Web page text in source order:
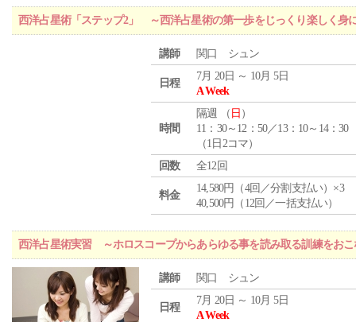
西洋占星術「ステップ2」 ～西洋占星術の第一歩をじっくり楽しく身
講師 関口 シュン
日程
7月 20日 ～ 10月 5日
A Week
時間
隔週 （ 日 ）
11：30～12：50／13：10～14：30
（1日2コマ）
回数
全12回
料金
14,580円（4回／分割支払い）×3
40,500円（12回／一括支払い）
西洋占星術実習 ～ホロスコープからあらゆる事を読み取る訓練をおこ
講師 関口 シュン
日程
7月 20日 ～ 10月 5日
A Week